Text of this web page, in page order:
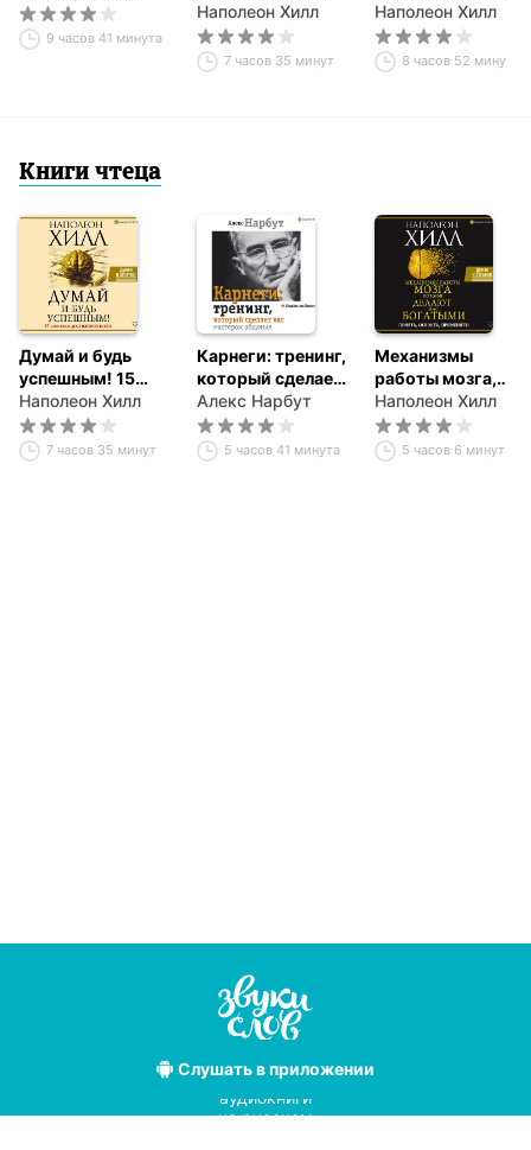
9 часов 41 минута
способов
достижения
всего
Наполеон Хилл
7 часов 35 минут
обретению
богатства
Наполеон Хилл
8 часов 52 минуты
Книги чтеца
Думай и будь
успешным! 15
способов
достижения
всего
Наполеон Хилл
7 часов 35 минут
Карнеги: тренинг,
который сделает
вас мастером
общения
Алекс Нарбут
5 часов 41 минута
Механизмы
работы мозга,
которые делают
нас богатыми.
Понять, освоить,
применить!
Наполеон Хилл
5 часов 6 минут
Слушатьв приложении
Лучшие
аудиокниги
на русском